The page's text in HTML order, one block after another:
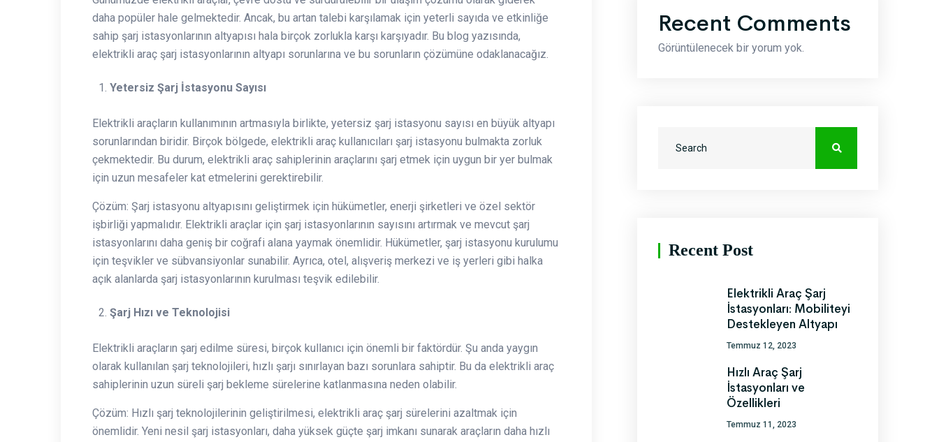
daha popüler hale gelmektedir. Ancak, bu artan talebi karşılamak için yeterli sayıda ve etkinliğe
sahip şarj istasyonlarının altyapısı hala birçok zorlukla karşı karşıyadır. Bu blog yazısında,
elektrikli araç şarj istasyonlarının altyapı sorunlarına ve bu sorunların çözümüne odaklanacağız.
Yetersiz Şarj İstasyonu Sayısı
Elektrikli araçların kullanımının artmasıyla birlikte, yetersiz şarj istasyonu sayısı en büyük altyapı
sorunlarından biridir. Birçok bölgede, elektrikli araç kullanıcıları şarj istasyonu bulmakta zorluk
çekmektedir. Bu durum, elektrikli araç sahiplerinin araçlarını şarj etmek için uygun bir yer bulmak
için uzun mesafeler kat etmelerini gerektirebilir.
Çözüm: Şarj istasyonu altyapısını geliştirmek için hükümetler, enerji şirketleri ve özel sektör
işbirliği yapmalıdır. Elektrikli araçlar için şarj istasyonlarının sayısını artırmak ve mevcut şarj
istasyonlarını daha geniş bir coğrafi alana yaymak önemlidir. Hükümetler, şarj istasyonu kurulumu
için teşvikler ve sübvansiyonlar sunabilir. Ayrıca, otel, alışveriş merkezi ve iş yerleri gibi halka
açık alanlarda şarj istasyonlarının kurulması teşvik edilebilir.
Şarj Hızı ve Teknolojisi
Elektrikli araçların şarj edilme süresi, birçok kullanıcı için önemli bir faktördür. Şu anda yaygın
olarak kullanılan şarj teknolojileri, hızlı şarjı sınırlayan bazı sorunlara sahiptir. Bu da elektrikli araç
sahiplerinin uzun süreli şarj bekleme sürelerine katlanmasına neden olabilir.
Çözüm: Hızlı şarj teknolojilerinin geliştirilmesi, elektrikli araç şarj sürelerini azaltmak için
önemlidir. Yeni nesil şarj istasyonları, daha yüksek güçte şarj imkanı sunarak araçların daha hızlı
Recent Comments
Görüntülenecek bir yorum yok.
Recent Post
Elektrikli Araç Şarj
İstasyonları: Mobiliteyi
Destekleyen Altyapı
Temmuz 12, 2023
Hızlı Araç Şarj
İstasyonları ve
Özellikleri
Temmuz 11, 2023